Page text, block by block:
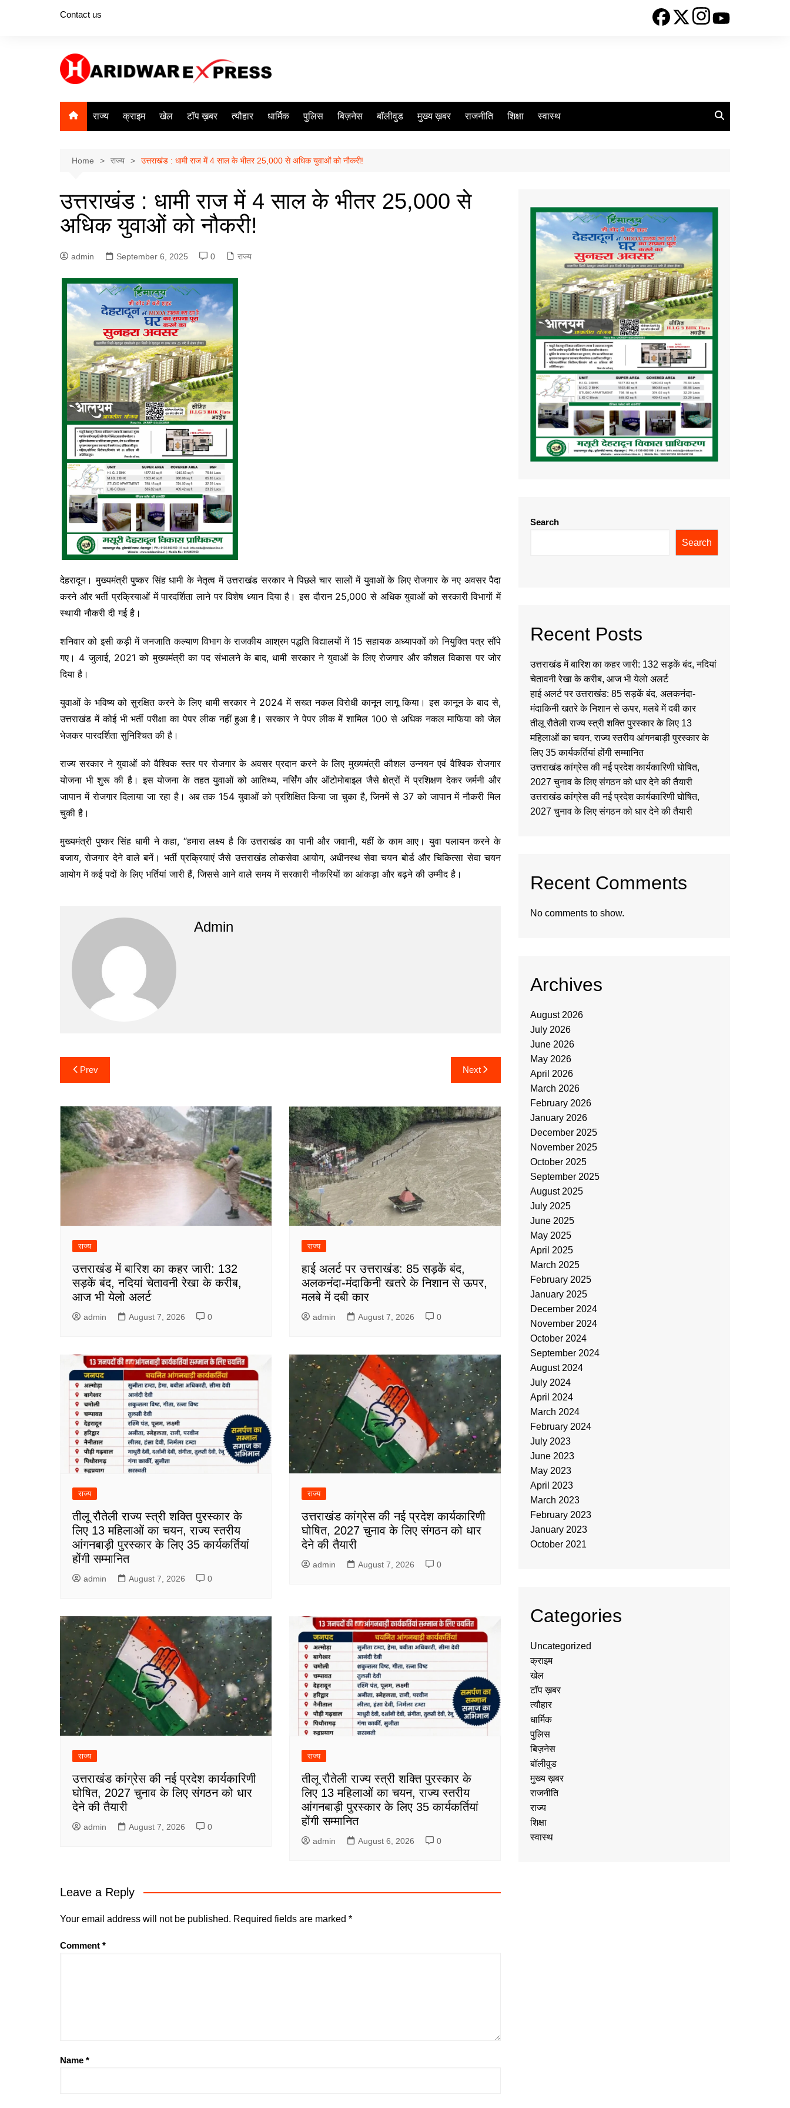
Contact us
राज्य क्राइम खेल टॉप ख़बर त्यौहार धार्मिक पुलिस बिज़नेस बॉलीवुड मुख्य ख़बर राजनीति शिक्षा स्वास्थ
Home राज्य उत्तराखंड : धामी राज में 4 साल के भीतर 25,000 से अधिक युवाओं को नौकरी!
उत्तराखंड : धामी राज में 4 साल के भीतर 25,000 से
अधिक युवाओं को नौकरी!
admin September 6, 2025 0 राज्य
देहरादून। मुख्यमंत्री पुष्कर सिंह धामी के नेतृत्व में उत्तराखंड सरकार ने पिछले चार सालों में युवाओं के लिए रोजगार के नए अवसर पैदा
करने और भर्ती प्रक्रियाओं में पारदर्शिता लाने पर विशेष ध्यान दिया है। इस दौरान 25,000 से अधिक युवाओं को सरकारी विभागों में
स्थायी नौकरी दी गई है।
शनिवार को इसी कड़ी में जनजाति कल्याण विभाग के राजकीय आश्रम पद्धति विद्यालयों में 15 सहायक अध्यापकों को नियुक्ति पत्र सौंपे
गए। 4 जुलाई, 2021 को मुख्यमंत्री का पद संभालने के बाद, धामी सरकार ने युवाओं के लिए रोजगार और कौशल विकास पर जोर
दिया है।
युवाओं के भविष्य को सुरक्षित करने के लिए धामी सरकार ने 2024 में सख्त नकल विरोधी कानून लागू किया। इस कानून के बाद से,
उत्तराखंड में कोई भी भर्ती परीक्षा का पेपर लीक नहीं हुआ है। सरकार ने पेपर लीक में शामिल 100 से अधिक नकल माफिया को जेल
भेजकर पारदर्शिता सुनिश्चित की है।
राज्य सरकार ने युवाओं को वैश्विक स्तर पर रोजगार के अवसर प्रदान करने के लिए मुख्यमंत्री कौशल उन्नयन एवं वैश्विक रोजगार
योजना भी शुरू की है। इस योजना के तहत युवाओं को आतिथ्य, नर्सिंग और ऑटोमोबाइल जैसे क्षेत्रों में प्रशिक्षण देकर जर्मनी और
जापान में रोजगार दिलाया जा रहा है। अब तक 154 युवाओं को प्रशिक्षित किया जा चुका है, जिनमें से 37 को जापान में नौकरी मिल
चुकी है।
मुख्यमंत्री पुष्कर सिंह धामी ने कहा, “हमारा लक्ष्य है कि उत्तराखंड का पानी और जवानी, यहीं के काम आए। युवा पलायन करने के
बजाय, रोजगार देने वाले बनें। भर्ती प्रक्रियाएं जैसे उत्तराखंड लोकसेवा आयोग, अधीनस्थ सेवा चयन बोर्ड और चिकित्सा सेवा चयन
आयोग में कई पदों के लिए भर्तियां जारी हैं, जिससे आने वाले समय में सरकारी नौकरियों का आंकड़ा और बढ़ने की उम्मीद है।
Admin
Post
navigation
Prev Next
राज्य
उत्तराखंड में बारिश का कहर जारी: 132
सड़कें बंद, नदियां चेतावनी रेखा के करीब,
आज भी येलो अलर्ट
admin August 7, 2026 0
राज्य
हाई अलर्ट पर उत्तराखंड: 85 सड़कें बंद,
अलकनंदा-मंदाकिनी खतरे के निशान से ऊपर,
मलबे में दबी कार
admin August 7, 2026 0
राज्य
तीलू रौतेली राज्य स्त्री शक्ति पुरस्कार के
लिए 13 महिलाओं का चयन, राज्य स्तरीय
आंगनबाड़ी पुरस्कार के लिए 35 कार्यकर्तियां
होंगी सम्मानित
admin August 7, 2026 0
राज्य
उत्तराखंड कांग्रेस की नई प्रदेश कार्यकारिणी
घोषित, 2027 चुनाव के लिए संगठन को धार
देने की तैयारी
admin August 7, 2026 0
राज्य
उत्तराखंड कांग्रेस की नई प्रदेश कार्यकारिणी
घोषित, 2027 चुनाव के लिए संगठन को धार
देने की तैयारी
admin August 7, 2026 0
राज्य
तीलू रौतेली राज्य स्त्री शक्ति पुरस्कार के
लिए 13 महिलाओं का चयन, राज्य स्तरीय
आंगनबाड़ी पुरस्कार के लिए 35 कार्यकर्तियां
होंगी सम्मानित
admin August 6, 2026 0
Leave a Reply
Your email address will not be published. Required fields are marked *
Comment *
Name *
Search
Search
Recent Posts
उत्तराखंड में बारिश का कहर जारी: 132 सड़कें बंद, नदियां
चेतावनी रेखा के करीब, आज भी येलो अलर्ट
हाई अलर्ट पर उत्तराखंड: 85 सड़कें बंद, अलकनंदा-
मंदाकिनी खतरे के निशान से ऊपर, मलबे में दबी कार
तीलू रौतेली राज्य स्त्री शक्ति पुरस्कार के लिए 13
महिलाओं का चयन, राज्य स्तरीय आंगनबाड़ी पुरस्कार के
लिए 35 कार्यकर्तियां होंगी सम्मानित
उत्तराखंड कांग्रेस की नई प्रदेश कार्यकारिणी घोषित,
2027 चुनाव के लिए संगठन को धार देने की तैयारी
उत्तराखंड कांग्रेस की नई प्रदेश कार्यकारिणी घोषित,
2027 चुनाव के लिए संगठन को धार देने की तैयारी
Recent Comments
No comments to show.
Archives
August 2026
July 2026
June 2026
May 2026
April 2026
March 2026
February 2026
January 2026
December 2025
November 2025
October 2025
September 2025
August 2025
July 2025
June 2025
May 2025
April 2025
March 2025
February 2025
January 2025
December 2024
November 2024
October 2024
September 2024
August 2024
July 2024
April 2024
March 2024
February 2024
July 2023
June 2023
May 2023
April 2023
March 2023
February 2023
January 2023
October 2021
Categories
Uncategorized
क्राइम
खेल
टॉप ख़बर
त्यौहार
धार्मिक
पुलिस
बिज़नेस
बॉलीवुड
मुख्य ख़बर
राजनीति
राज्य
शिक्षा
स्वास्थ